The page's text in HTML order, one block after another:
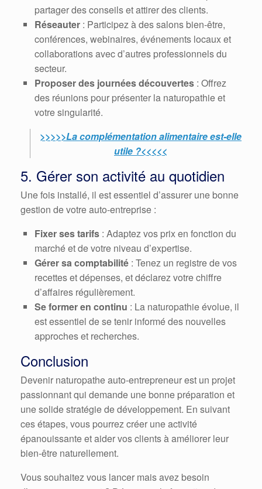
partager des conseils et attirer des clients.
Réseauter : Participez à des salons bien-être,
conférences, webinaires, événements locaux et
collaborations avec d’autres professionnels du
secteur.
Proposer des journées découvertes : Offrez
des réunions pour présenter la naturopathie et
votre singularité.
>>>>>La complémentation alimentaire est-elle
utile ?<<<<<
5. Gérer son activité au quotidien
Une fois installé, il est essentiel d’assurer une bonne
gestion de votre auto-entreprise :
Fixer ses tarifs : Adaptez vos prix en fonction du
marché et de votre niveau d’expertise.
Gérer sa comptabilité : Tenez un registre de vos
recettes et dépenses, et déclarez votre chiffre
d’affaires régulièrement.
Se former en continu : La naturopathie évolue, il
est essentiel de se tenir informé des nouvelles
approches et recherches.
Conclusion
Devenir naturopathe auto-entrepreneur est un projet
passionnant qui demande une bonne préparation et
une solide stratégie de développement. En suivant
ces étapes, vous pourrez créer une activité
épanouissante et aider vos clients à améliorer leur
bien-être naturellement.
Vous souhaitez vous lancer mais avez besoin